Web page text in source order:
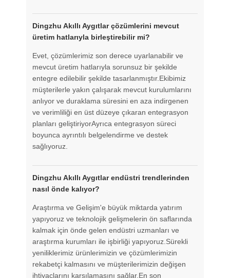
Dingzhu Akıllı Aygıtlar çözümlerini mevcut
üretim hatlarıyla birleştirebilir mi?
Evet, çözümlerimiz son derece uyarlanabilir ve
mevcut üretim hatlarıyla sorunsuz bir şekilde
entegre edilebilir şekilde tasarlanmıştır.Ekibimiz
müşterilerle yakın çalışarak mevcut kurulumlarını
anlıyor ve duraklama süresini en aza indirgenen
ve verimliliği en üst düzeye çıkaran entegrasyon
planları geliştiriyorAyrıca entegrasyon süreci
boyunca ayrıntılı belgelendirme ve destek
sağlıyoruz.
Dingzhu Akıllı Aygıtlar endüstri trendlerinden
nasıl önde kalıyor?
Araştırma ve Gelişim'e büyük miktarda yatırım
yapıyoruz ve teknolojik gelişmelerin ön saflarında
kalmak için önde gelen endüstri uzmanları ve
araştırma kurumları ile işbirliği yapıyoruz.Sürekli
yeniliklerimiz ürünlerimizin ve çözümlerimizin
rekabetçi kalmasını ve müşterilerimizin değişen
ihtiyaçlarını karşılamasını sağlar.En son